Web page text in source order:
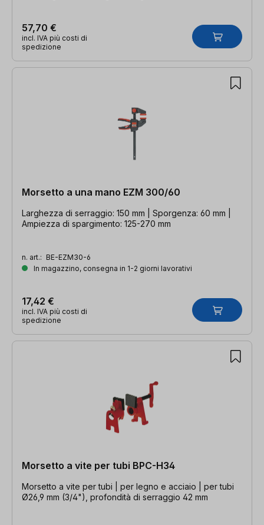
57,70 €
incl. IVA più costi di
spedizione
Morsetto a una mano EZM 300/60
Larghezza di serraggio: 150 mm | Sporgenza: 60 mm |
Ampiezza di spargimento: 125-270 mm
n. art.: BE-EZM30-6
In magazzino, consegna in 1-2 giorni lavorativi
17,42 €
incl. IVA più costi di
spedizione
Morsetto a vite per tubi BPC-H34
Morsetto a vite per tubi | per legno e acciaio | per tubi
Ø26,9 mm (3/4"), profondità di serraggio 42 mm